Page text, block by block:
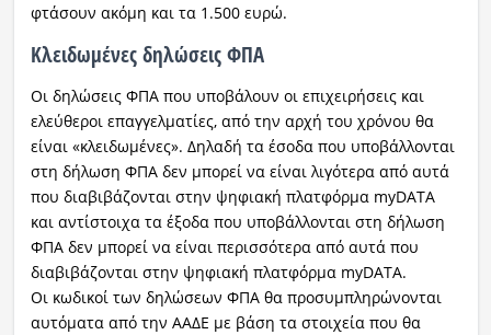
φτάσουν ακόμη και τα 1.500 ευρώ.
Κλειδωμένες δηλώσεις ΦΠΑ
Οι δηλώσεις ΦΠΑ που υποβάλουν οι επιχειρήσεις και
ελεύθεροι επαγγελματίες, από την αρχή του χρόνου θα
είναι «κλειδωμένες». Δηλαδή τα έσοδα που υποβάλλονται
στη δήλωση ΦΠΑ δεν μπορεί να είναι λιγότερα από αυτά
που διαβιβάζονται στην ψηφιακή πλατφόρμα myDATA
και αντίστοιχα τα έξοδα που υποβάλλονται στη δήλωση
ΦΠΑ δεν μπορεί να είναι περισσότερα από αυτά που
διαβιβάζονται στην ψηφιακή πλατφόρμα myDATA.
Οι κωδικοί των δηλώσεων ΦΠΑ θα προσυμπληρώνονται
αυτόματα από την ΑΑΔΕ με βάση τα στοιχεία που θα